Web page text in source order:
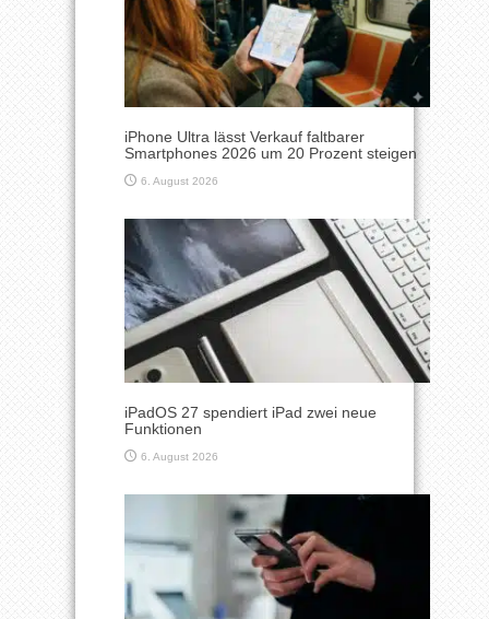
iPhone Ultra lässt Verkauf faltbarer
Smartphones 2026 um 20 Prozent steigen
6. August 2026
iPadOS 27 spendiert iPad zwei neue
Funktionen
6. August 2026